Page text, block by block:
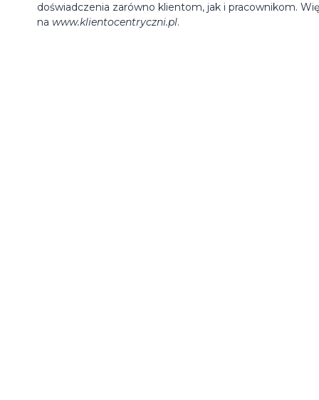
doświadczenia zarówno klientom, jak i pracownikom.
na www.klientocentryczni.pl.